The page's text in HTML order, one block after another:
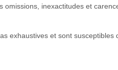
inexactitudes et
exhaustives et sont susceptibles